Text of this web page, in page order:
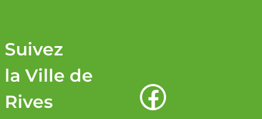
Suivez
la Ville de
Rives